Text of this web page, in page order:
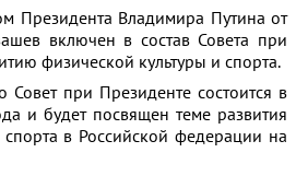
Владимира Путина от
включен в состав Совета при
физической культуры и спорта.
при Президенте состоится в
и будет посвящен теме развития
в Российской федерации на